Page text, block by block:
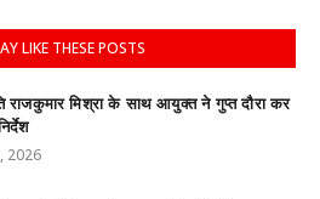
LIKE THESE POSTS
राजकुमार मिश्रा के साथ आयुक्त ने गुप्त दौरा कर
2026